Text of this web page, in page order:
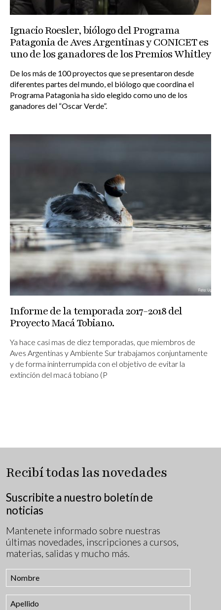
Ignacio Roesler, biólogo del Programa
Patagonia de Aves Argentinas y CONICET es
uno de los ganadores de los Premios Whitley
De los más de 100 proyectos que se presentaron desde
diferentes partes del mundo, el biólogo que coordina el
Programa Patagonia ha sido elegido como uno de los
ganadores del “Oscar Verde”.
Informe de la temporada 2017-2018 del
Proyecto Macá Tobiano.
Ya hace casi mas de diez temporadas, que miembros de
Aves Argentinas y Ambiente Sur trabajamos conjuntamente
y de forma ininterrumpida con el objetivo de evitar la
extinción del macá tobiano (P
Recibí todas las novedades
Suscribite a nuestro boletín de
noticias
Mantenete informado sobre nuestras
últimas novedades, inscripciones a cursos,
materias, salidas y mucho más.